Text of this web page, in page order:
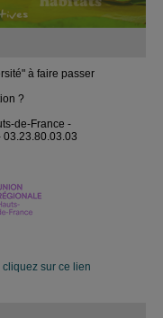
à faire passer
?
de-France -
03.23.80.03.03
cliquez sur ce lien